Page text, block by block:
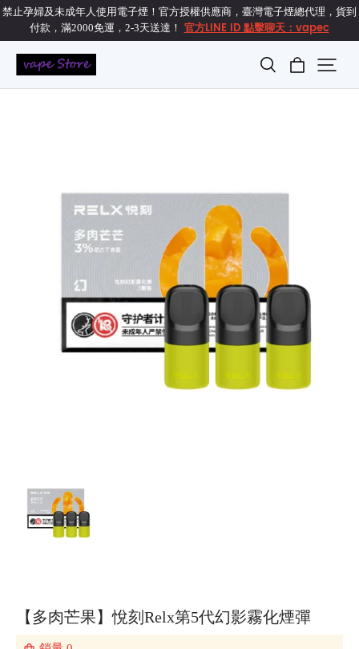
禁止孕婦及未成年人使用電子煙！官方授權供應商，臺灣電子煙總代理，貨到
付款，滿2000免運，2-3天送達！ 官方LINE ID 點擊聊天：vapec
【多肉芒果】悅刻Relx第5代幻影霧化煙彈